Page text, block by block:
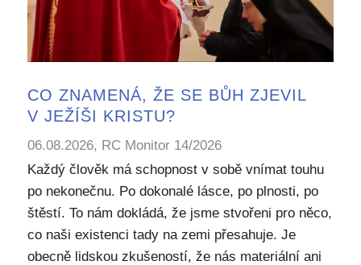
CO ZNAMENÁ, ŽE SE BŮH ZJEVIL
V JEŽÍŠI KRISTU?
06.08.2026, RC Monitor 14/2026
Každý člověk má schopnost v sobě vnímat touhu
po nekonečnu. Po dokonalé lásce, po plnosti, po
štěstí. To nám dokládá, že jsme stvořeni pro něco,
co naši existenci tady na zemi přesahuje. Je
obecně lidskou zkušeností, že nás materiální ani